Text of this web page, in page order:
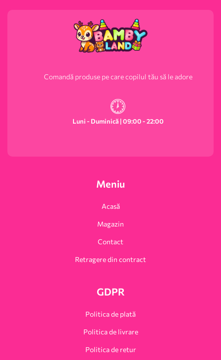
Comandă produse pe care copilul tău să le adore
Luni - Duminică | 09:00 - 22:00
Meniu
Acasă
Magazin
Contact
Retragere din contract
GDPR
Politica de plată
Politica de livrare
Politica de retur